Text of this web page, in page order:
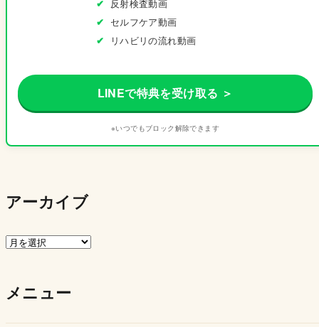
反射検査動画
セルフケア動画
リハビリの流れ動画
LINEで特典を受け取る ＞
※いつでもブロック解除できます
アーカイブ
ア
イ
メニュー